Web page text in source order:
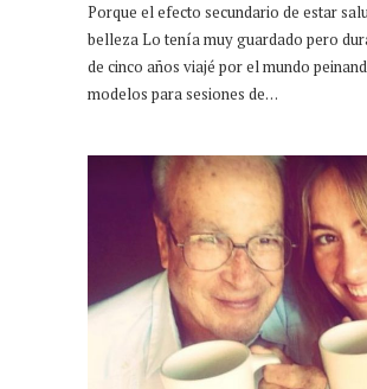
Porque el efecto secundario de estar
belleza Lo tenía muy guardado pero
de cinco años viajé por el mundo
modelos para sesiones de…